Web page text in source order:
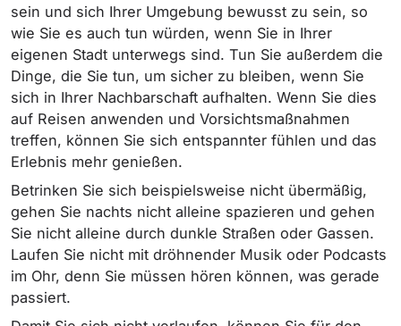
sein und sich Ihrer Umgebung bewusst zu sein, so
wie Sie es auch tun würden, wenn Sie in Ihrer
eigenen Stadt unterwegs sind. Tun Sie außerdem die
Dinge, die Sie tun, um sicher zu bleiben, wenn Sie
sich in Ihrer Nachbarschaft aufhalten. Wenn Sie dies
auf Reisen anwenden und Vorsichtsmaßnahmen
treffen, können Sie sich entspannter fühlen und das
Erlebnis mehr genießen.
Betrinken Sie sich beispielsweise nicht übermäßig,
gehen Sie nachts nicht alleine spazieren und gehen
Sie nicht alleine durch dunkle Straßen oder Gassen.
Laufen Sie nicht mit dröhnender Musik oder Podcasts
im Ohr, denn Sie müssen hören können, was gerade
passiert.